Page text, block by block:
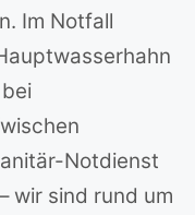
Im Notfall
Notdienst
wir sind rund um